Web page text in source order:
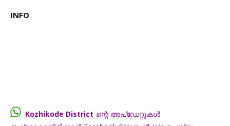
INFO
-ന്റെ അപ്ഡേറ്റുകൾ